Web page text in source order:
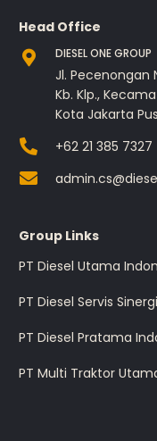
Head Office
DIESEL ONE GROUP
Jl. Pecenongan
Kb. Klp.,
Kota Jakarta
+62 21 385 7327
Group Links
PT Diesel Utama
PT Diesel Servis Sinergi
PT Diesel Pratama
PT Multi Traktor